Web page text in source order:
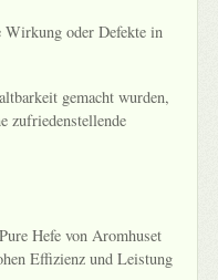
Wirkung oder Defekte in
gemacht wurden,
zufriedenstellende
Hefe von Aromhuset
Effizienz und Leistung